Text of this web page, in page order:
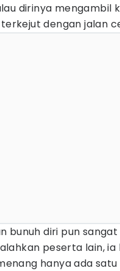
dirinya mengambil
dengan jalan
bunuh diri pun
peserta lain, ia
hanya ada satu